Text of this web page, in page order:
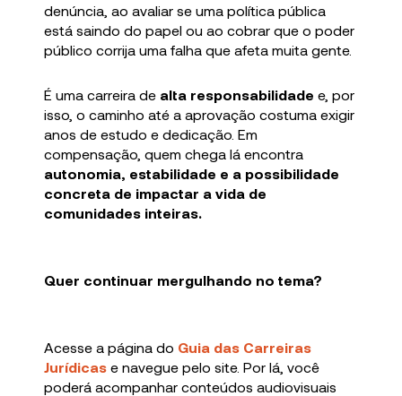
denúncia, ao avaliar se uma política pública
está saindo do papel ou ao cobrar que o poder
público corrija uma falha que afeta muita gente.
É uma carreira de alta responsabilidade e, por
isso, o caminho até a aprovação costuma exigir
anos de estudo e dedicação. Em
compensação, quem chega lá encontra
autonomia, estabilidade e a possibilidade
concreta de impactar a vida de
comunidades inteiras.
Quer continuar mergulhando no tema?
Acesse a página do Guia das Carreiras
Jurídicas e navegue pelo site. Por lá, você
poderá acompanhar conteúdos audiovisuais